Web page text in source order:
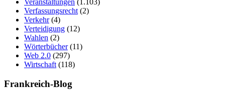
Veranstaltungen (1.103)
Verfassungsrecht (2)
Verkehr(4)
Verteidigung (12)
Wahlen (2)
Wörterbücher(11)
Web 2.0 (297)
Wirtschaft (118)
Frankreich-Blog